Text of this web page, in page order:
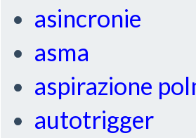
asincronie
asma
aspirazione
autotrigger